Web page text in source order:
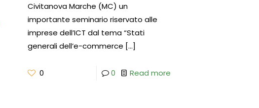
Civitanova Marche (MC) un
importante seminario riservato alle
imprese dell’ICT dal tema “Stati
generali dell’e-commerce […]
0 0 Read more